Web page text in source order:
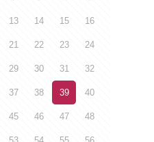
13 14 15 16
21 22 23 24
29 30 31 32
37 38 39 40
45 46 47 48